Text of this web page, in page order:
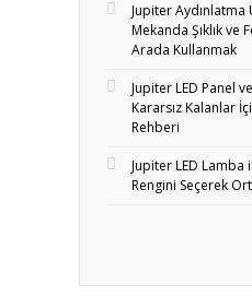
Jupiter Aydınlatma
Mekanda Şıklık ve
Arada Kullanmak
Jupiter LED Panel
Kararsız Kalanlar
Rehberi
Jupiter LED Lamba
Rengini Seçerek